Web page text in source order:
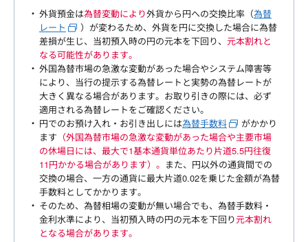
外貨預金は為替変動により外貨から円への交換比率（為替
レート
）が変わるため、外貨を円に交換した場合に為替
差損が生じ、当初預入時の円の元本を下回り、 元本割れと
なる可能性があります。
外国為替市場の急激な変動があった場合やシステム障害等
により、当行の提示する為替レートと実勢の為替レートが
大きく異なる場合があります。お取り引きの際には、必ず
適用される為替レートをご確認ください。
円でのお預け入れ・お引き出しには為替手数料
がかかり
ます （外国為替市場の急激な変動があった場合や主要市場
の休場日には、最大で1基本通貨単位あたり片道5.5円往復
11円かかる場合があります）。 また、円以外の通貨間での
交換の場合、一方の通貨に最大片道0.02を乗じた金額が為替
手数料としてかかります。
そのため、為替相場の変動が無い場合でも、為替手数料・
金利水準により、当初預入時の円の元本を下回り元本割れ
となる場合があります。